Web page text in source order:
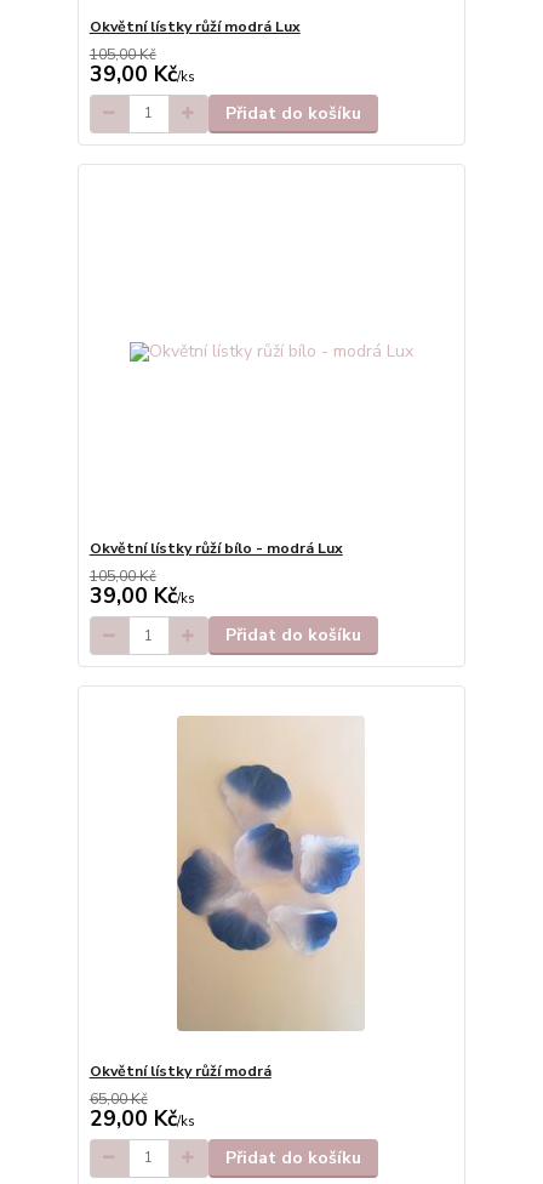
Okvětní lístky růží modrá Lux
105,00 Kč
39,00 Kč/ks
Přidat do košíku
Okvětní lístky růží bílo - modrá Lux
105,00 Kč
39,00 Kč/ks
Přidat do košíku
Okvětní lístky růží modrá
65,00 Kč
29,00 Kč/ks
Přidat do košíku